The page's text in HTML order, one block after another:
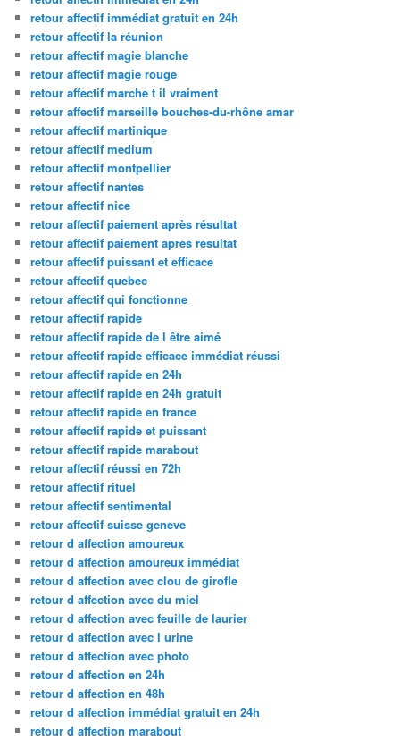
retour affectif immédiat gratuit en 24h
retour affectif la réunion
retour affectif magie blanche
retour affectif magie rouge
retour affectif marche t il vraiment
retour affectif marseille bouches-du-rhône amar
retour affectif martinique
retour affectif medium
retour affectif montpellier
retour affectif nantes
retour affectif nice
retour affectif paiement après résultat
retour affectif paiement apres resultat
retour affectif puissant et efficace
retour affectif quebec
retour affectif qui fonctionne
retour affectif rapide
retour affectif rapide de l être aimé
retour affectif rapide efficace immédiat réussi
retour affectif rapide en 24h
retour affectif rapide en 24h gratuit
retour affectif rapide en france
retour affectif rapide et puissant
retour affectif rapide marabout
retour affectif réussi en 72h
retour affectif rituel
retour affectif sentimental
retour affectif suisse geneve
retour d affection amoureux
retour d affection amoureux immédiat
retour d affection avec clou de girofle
retour d affection avec du miel
retour d affection avec feuille de laurier
retour d affection avec l urine
retour d affection avec photo
retour d affection en 24h
retour d affection en 48h
retour d affection immédiat gratuit en 24h
retour d affection marabout